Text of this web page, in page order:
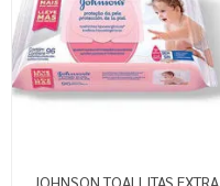
JOHNSON TOALLITAS EXTRA